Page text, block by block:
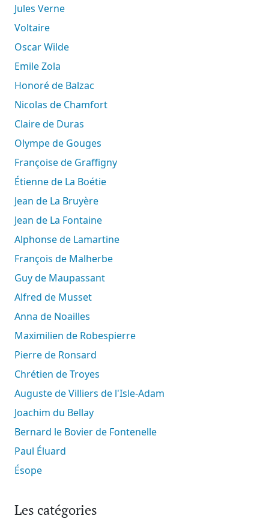
Jules Verne
Voltaire
Oscar Wilde
Emile Zola
Honoré de Balzac
Nicolas de Chamfort
Claire de Duras
Olympe de Gouges
Françoise de Graffigny
Étienne de La Boétie
Jean de La Bruyère
Jean de La Fontaine
Alphonse de Lamartine
François de Malherbe
Guy de Maupassant
Alfred de Musset
Anna de Noailles
Maximilien de Robespierre
Pierre de Ronsard
Chrétien de Troyes
Auguste de Villiers de l'Isle-Adam
Joachim du Bellay
Bernard le Bovier de Fontenelle
Paul Éluard
Ésope
Les catégories